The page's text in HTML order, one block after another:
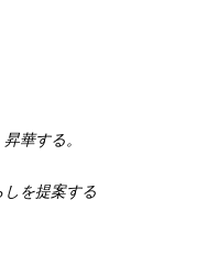
華する。
を提案する